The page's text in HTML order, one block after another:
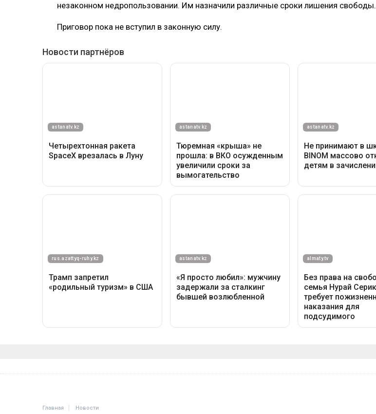
незаконном недропользовании. Им назначили различные сроки лишения свободы.
Приговор пока не вступил в законную силу.
Главная Новости